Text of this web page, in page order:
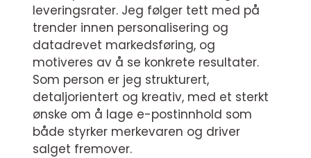
leveringsrater. Jeg følger tett med på
trender innen personalisering og
datadrevet markedsføring, og
motiveres av å se konkrete resultater.
Som person er jeg strukturert,
detaljorientert og kreativ, med et sterkt
ønske om å lage e-postinnhold som
både styrker merkevaren og driver
salget fremover.